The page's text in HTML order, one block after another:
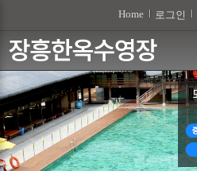
Home 로그인